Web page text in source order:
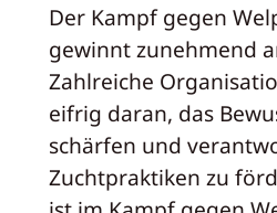
Der Kampf gegen
gewinnt zunehmend
Zahlreiche
eifrig daran, das
schärfen und
Zuchtpraktiken zu